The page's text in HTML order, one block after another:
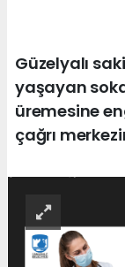
Güzelyalı
yaşayan
üremesine
çağrı